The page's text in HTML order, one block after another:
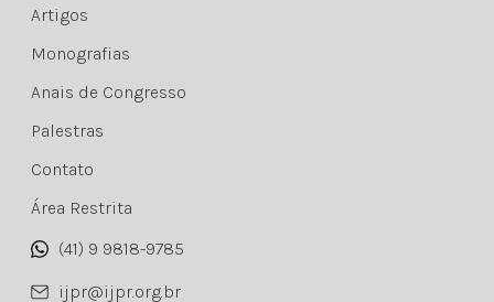
Artigos
Monografias
Anais de Congresso
Palestras
Contato
Área Restrita
(41) 9 9818-9785
ijpr@ijpr.org.br